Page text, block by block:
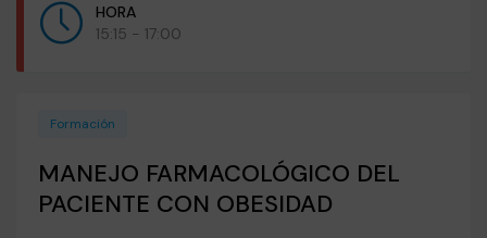
HORA
15:15 - 17:00
Formación
MANEJO FARMACOLÓGICO DEL
PACIENTE CON OBESIDAD